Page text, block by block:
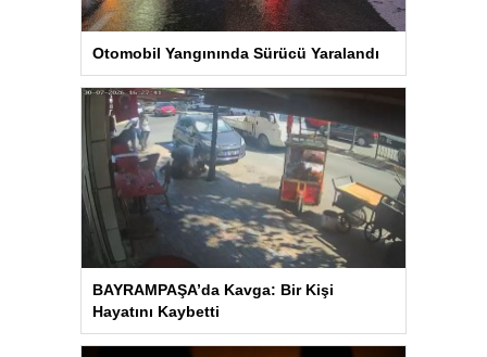
Otomobil Yangınında Sürücü Yaralandı
BAYRAMPAŞA’da Kavga: Bir Kişi
Hayatını Kaybetti